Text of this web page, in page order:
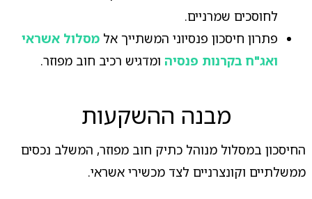
לחוסכים שמרניים.
פתרון חיסכון פנסיוני המשתייך אל מסלול אשראי
ואג"ח בקרנות פנסיהומדגיש רכיב חוב מפוזר.
מבנה ההשקעות
החיסכון במסלול מנוהל כתיק חוב מפוזר, המשלב נכסים
ממשלתיים וקונצרניים לצד מכשירי אשראי.